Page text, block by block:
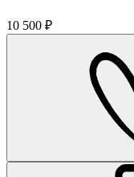
10 500 ₽